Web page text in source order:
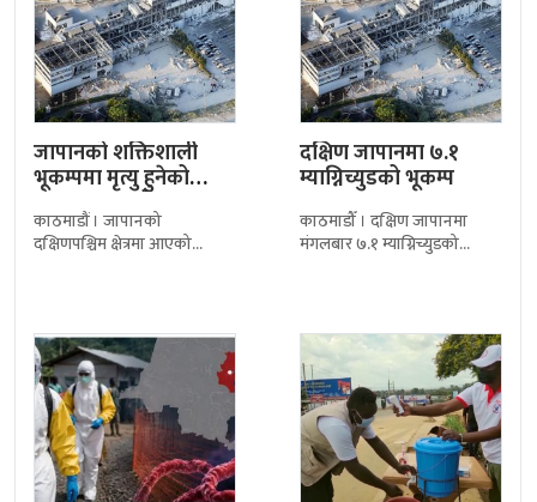
जापानको शक्तिशाली
भूकम्पमा मृत्यु हुनेको
संख्या ३४ पुग्यो, उद्धार
कार्य…
काठमाडौं । जापानको
दक्षिणपश्चिम क्षेत्रमा आएको
सार्वजनिक गरेको
दक्षिण जापानमा ७.१
म्याग्निच्युडको भूकम्प
काठमाडौँ । दक्षिण जापानमा
मंगलबार ७.१ म्याग्निच्युडको
कारण कुमामोटोस्थित